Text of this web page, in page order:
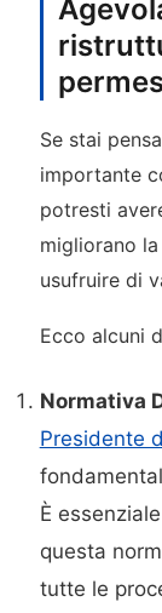
Se stai
importante
potresti
migliorano
usufruire di
Ecco alcuni
Normativa
Presidente
È
questa
tutte le